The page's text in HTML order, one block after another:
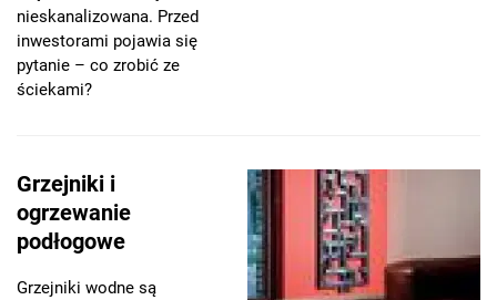
nieskanalizowana. Przed
inwestorami pojawia się
pytanie – co zrobić ze
ściekami?
Grzejniki i
ogrzewanie
podłogowe
Grzejniki wodne są